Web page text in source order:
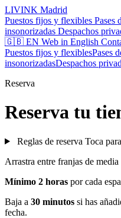
LIVINK Madrid
Puestos fijos y flexibles Pases
insonorizadas Despachos
🇬🇧 EN Web in English
Puestos fijos y flexiblesPases
insonorizadasDespachos
Reserva
Reserva tu
Reglas de reserva Toca
Arrastra entre franjas de media
Mínimo 2 horas por cada
Baja a 30 minutos si has
fecha.